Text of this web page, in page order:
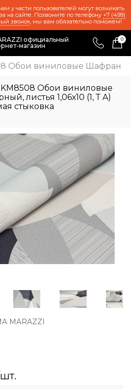
у части пользователей могут возникать
на сайте. Позвоните по телефону +7 (499)
звонок, мы вам обязательно поможем!
официальный
магазин
0
Обои виниловые Шафран
KM8508 Обои виниловые
листья 1,06х10 (1, Т A)
стыковка
MARAZZI